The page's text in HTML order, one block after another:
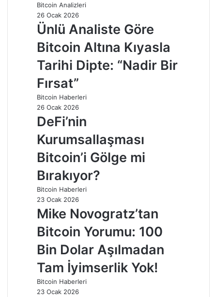
Bitcoin Analizleri
26 Ocak 2026
Ünlü Analiste Göre
Bitcoin Altına Kıyasla
Tarihi Dipte: “Nadir Bir
Fırsat”
Bitcoin Haberleri
26 Ocak 2026
DeFi’nin
Kurumsallaşması
Bitcoin’i Gölge mi
Bırakıyor?
Bitcoin Haberleri
23 Ocak 2026
Mike Novogratz’tan
Bitcoin Yorumu: 100
Bin Dolar Aşılmadan
Tam İyimserlik Yok!
Bitcoin Haberleri
23 Ocak 2026